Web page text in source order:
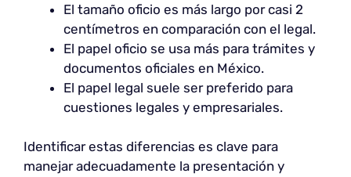
El tamaño oficio es más largo por casi 2
centímetros en comparación con el legal.
El papel oficio se usa más para trámites y
documentos oficiales en México.
El papel legal suele ser preferido para
cuestiones legales y empresariales.
Identificar estas diferencias es clave para
manejar adecuadamente la presentación y